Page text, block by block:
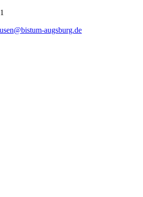
augsburg.de